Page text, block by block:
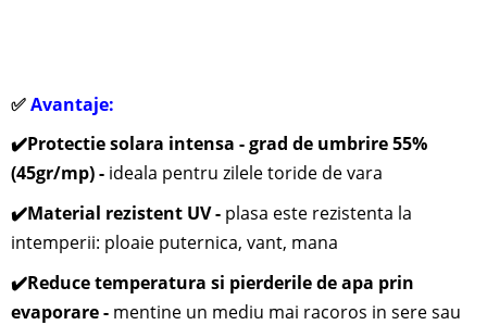
✅Avantaje:
✔️Protectie solara intensa - grad de umbrire 55%
(45gr/mp) - ideala pentru zilele toride de vara
✔️Material rezistent UV - plasa este rezistenta la
intemperii: ploaie puternica, vant, mana
✔️Reduce temperatura si pierderile de apa prin
evaporare - mentine un mediu mai racoros in sere sau